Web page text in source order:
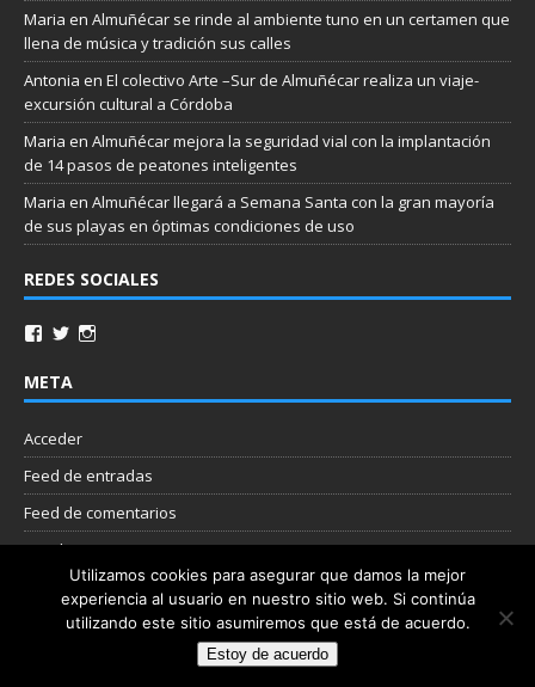
Maria en Almuñécar se rinde al ambiente tuno en un certamen que
llena de música y tradición sus calles
Antonia en El colectivo Arte –Sur de Almuñécar realiza un viaje-
excursión cultural a Córdoba
Maria en Almuñécar mejora la seguridad vial con la implantación
de 14 pasos de peatones inteligentes
Maria en Almuñécar llegará a Semana Santa con la gran mayoría
de sus playas en óptimas condiciones de uso
REDES SOCIALES
META
Acceder
Feed de entradas
Feed de comentarios
WordPress.org
Nube de etiquetas
Copyright © 2026 | Plantilla WordPress por
Utilizamos cookies para asegurar que damos la mejor
experiencia al usuario en nuestro sitio web. Si continúa
utilizando este sitio asumiremos que está de acuerdo.
Estoy de acuerdo